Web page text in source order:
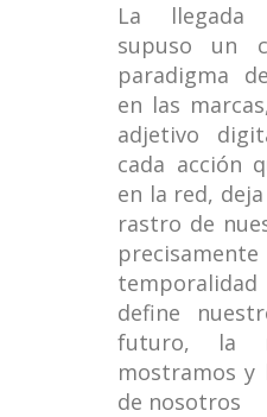
La
supuso un
paradigma
en las
adjetivo
cada acción
en la red,
rastro de
define
futuro, la
mostramos y
de nosotros